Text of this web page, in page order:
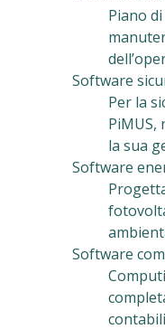
Piano
Software
Per la
PiMUS,
la sua
Software
Software